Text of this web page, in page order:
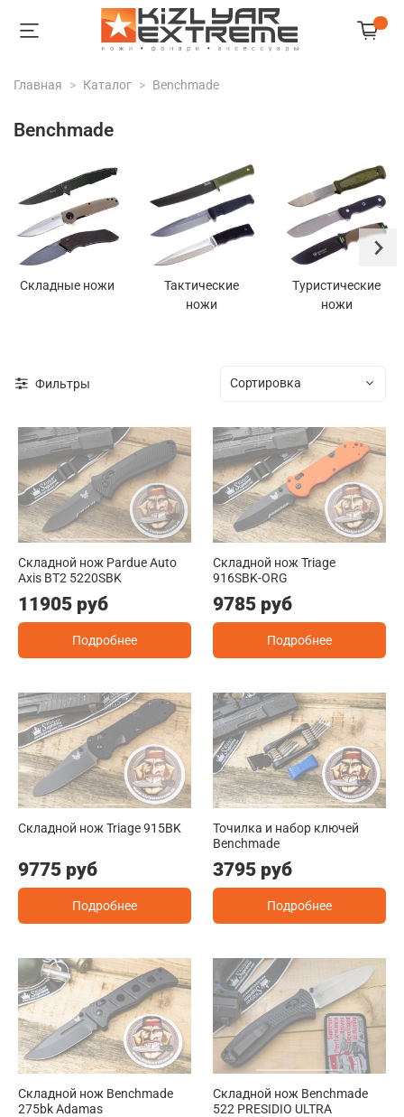
Главная Каталог Benchmade
Benchmade
Складные ножи
Тактические
ножи
Туристические
ножи
Фильтры
Складной нож Pardue Auto
Axis BT2 5220SBK
11905 руб
Подробнее
Складной нож Triage
916SBK-ORG
9785 руб
Подробнее
Складной нож Triage 915BK
9775 руб
Подробнее
Точилка и набор ключей
Benchmade
3795 руб
Подробнее
Складной нож Benchmade
275bk Adamas
Складной нож Benchmade
522 PRESIDIO ULTRA